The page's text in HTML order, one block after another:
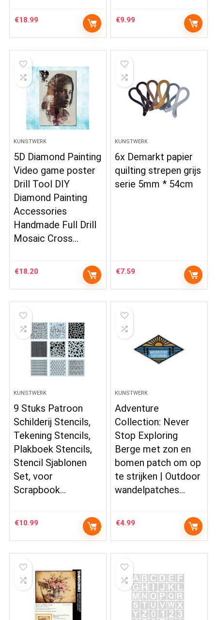
€18.99 €9.99
KUNSTWERK
5D Diamond Painting
Video game poster
Drill Tool DIY
Diamond Painting
Accessories
Handmade Full Drill
Mosaic Cross…
€18.20
KUNSTWERK
6x Demarkt papier
quilting strepen grijs
serie 5mm * 54cm
€7.59
KUNSTWERK
9 Stuks Patroon
Schilderij Stencils,
Tekening Stencils,
Plakboek Stencils,
Stencil Sjablonen
Set, voor
Scrapbook…
€10.99
KUNSTWERK
Adventure
Collection: Never
Stop Exploring
Berge met zon en
bomen patch om op
te strijken | Outdoor
wandelpatches…
€4.99